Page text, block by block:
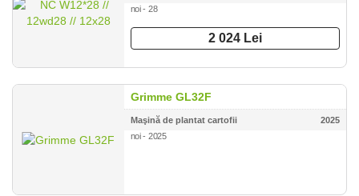
noi - 28
2 024 Lei
Grimme GL32F
Maşină de plantat cartofii
2025
noi - 2025